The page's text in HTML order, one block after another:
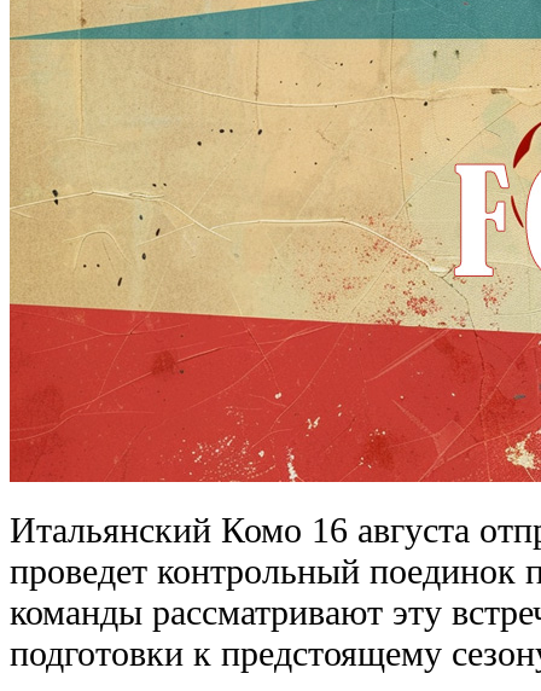
Итальянский Комо 16 августа
проведет контрольный поединок
команды рассматривают эту
подготовки к предстоящему